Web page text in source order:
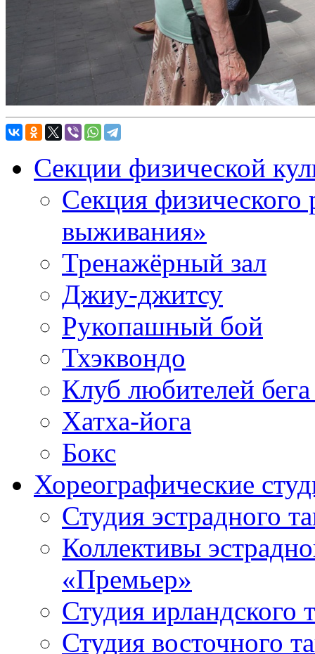
Секции физической
Секция физического
выживания»
Тренажёрный зал
Джиу-джитсу
Рукопашный бой
Тхэквондо
Клуб любителей
Хатха-йога
Бокс
Хореографические
Студия эстрадного
Коллективы
«Премьер»
Студия ирландского
Студия восточного